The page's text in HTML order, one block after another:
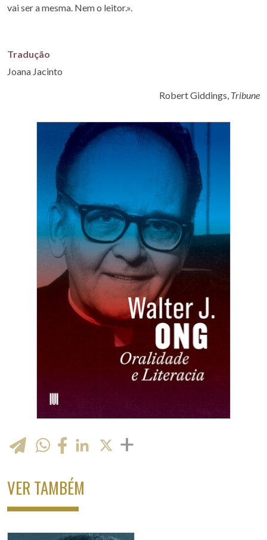
vai ser a mesma. Nem o leitor.».
Tradução
Joana Jacinto
Robert Giddings, Tribune
WhatsApp
LinkedIn
X
VER TAMBÉM